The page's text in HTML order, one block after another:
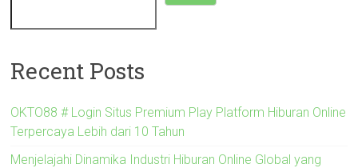
Recent Posts
OKTO88 # Login Situs Premium Play Platform Hiburan Online
Terpercaya Lebih dari 10 Tahun
Menjelajahi Dinamika Industri Hiburan Online Global yang